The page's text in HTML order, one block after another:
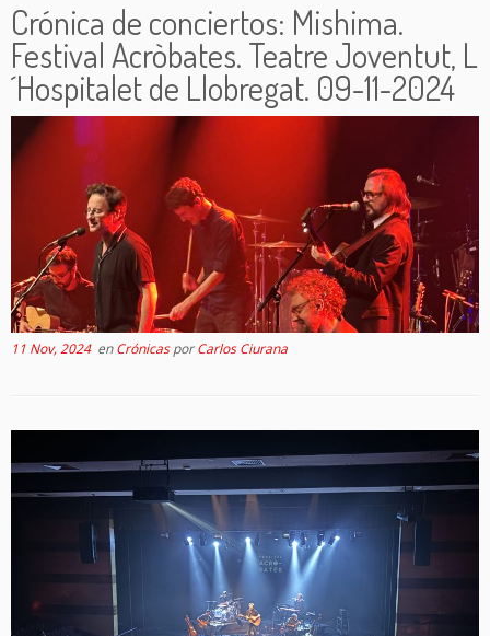
Crónica de conciertos: Mishima.
Festival Acròbates. Teatre Joventut, L
´Hospitalet de Llobregat. 09-11-2024
11 Nov, 2024enCrónicasporCarlos Ciurana